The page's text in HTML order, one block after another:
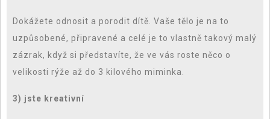
Dokážete odnosit a porodit dítě. Vaše tělo je na to
uzpůsobené, připravené a celé je to vlastně takový malý
zázrak, když si představíte, že ve vás roste něco o
velikosti rýže až do 3 kilového miminka.
3) jste kreativní